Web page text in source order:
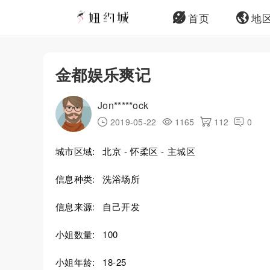
首页 地
金都娱乐爽记
Jon*****ock
2019-05-22 1165 112 0
城市区域: 北京 - 怀柔区 - 主城区
信息种类: 洗浴场所
信息来源: 自己开发
小姐数量: 100
小姐年龄: 18-25